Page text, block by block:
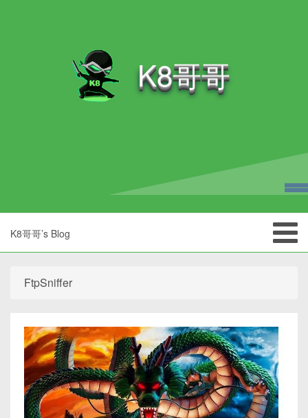
K8哥哥
K8哥哥’s Blog
FtpSniffer